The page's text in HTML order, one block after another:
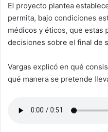
El proyecto plantea
permita, bajo condiciones
médicos y éticos, que estas
decisiones sobre el final de
Vargas explicó en qué
qué manera se pretende